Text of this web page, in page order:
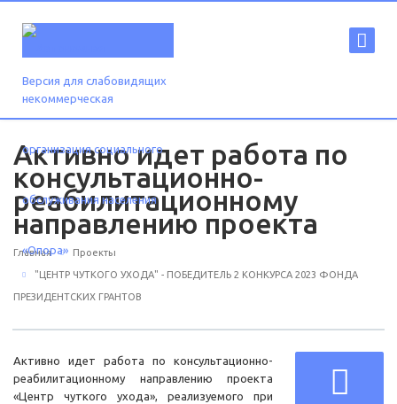
Версия для слабовидящих
Активно идет работа по
консультационно-
реабилитационному
направлению проекта
Главная Проекты
"ЦЕНТР ЧУТКОГО УХОДА" - ПОБЕДИТЕЛЬ 2 КОНКУРСА 2023 ФОНДА
ПРЕЗИДЕНТСКИХ ГРАНТОВ
Активно идет работа по консультационно-
реабилитационному направлению проекта
«Центр чуткого ухода», реализуемого при